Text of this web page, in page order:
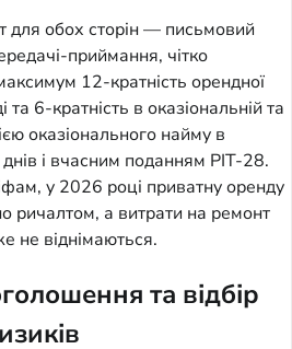
для обох сторін — письмовий
приймання, чітко
12-кратність орендної
та 6-кратність в оказіональній та
оказіонального найму в
і вчасним поданням PIT-28.
у 2026 році приватну оренду
ричалтом, а витрати на ремонт
не віднімаються.
та відбір